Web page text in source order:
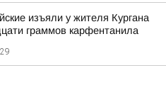
изъяли у жителя Кургана
граммов карфентанила